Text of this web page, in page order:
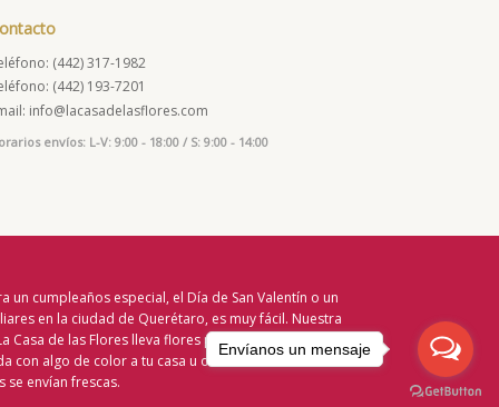
(442) 317-1982
(442) 193-7201
info@lacasadelasflores.com
envíos: L-V: 9:00 - 18:00 / S: 9:00 - 14:00
cumpleaños especial, el Día de San Valentín o un
en la ciudad de Querétaro, es muy fácil. Nuestra
de las Flores lleva flores por todo Querétaro,
con algo de color a tu casa u oficina favorita en
envían frescas.
Envíanos un mensaje